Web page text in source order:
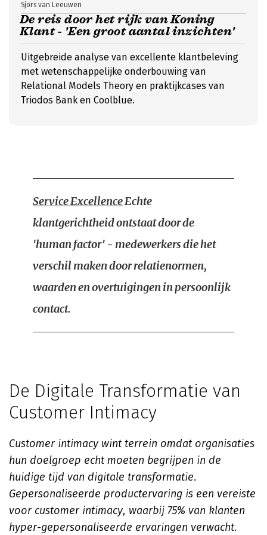
De reis door het rijk van Koning
Klant - 'Een groot aantal inzichten'
Sjors van Leeuwen
Uitgebreide analyse van excellente klantbeleving
met wetenschappelijke onderbouwing van
Relational Models Theory en praktijkcases van
Triodos Bank en Coolblue.
Service ExcellenceEchte
klantgerichtheid ontstaat door de
'human factor' - medewerkers die het
verschil maken door relatienormen,
waarden en overtuigingen in persoonlijk
contact.
De Digitale Transformatie van
Customer Intimacy
Customer intimacy wint terrein omdat organisaties
hun doelgroep echt moeten begrijpen in de
huidige tijd van digitale transformatie.
Gepersonaliseerde productervaring is een vereiste
voor customer intimacy, waarbij 75% van klanten
hyper-gepersonaliseerde ervaringen verwacht.